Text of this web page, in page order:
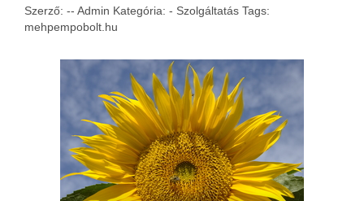
Szerző: -- Admin Kategória: - Szolgáltatás Tags:
mehpempobolt.hu